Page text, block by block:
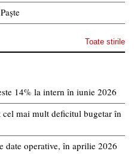
Toate stirile
14% la intern în iunie 2026
cel mai mult deficitul bugetar în
date operative, în aprilie 2026